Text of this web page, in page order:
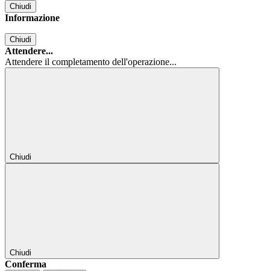
Chiudi
Informazione
Chiudi
Attendere...
Attendere il completamento dell'operazione...
Chiudi
Chiudi
Conferma